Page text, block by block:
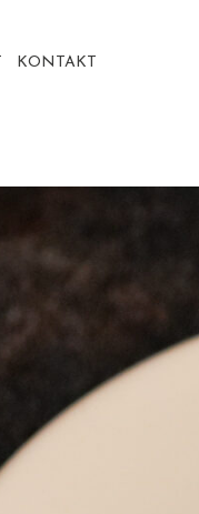
KONTAKT